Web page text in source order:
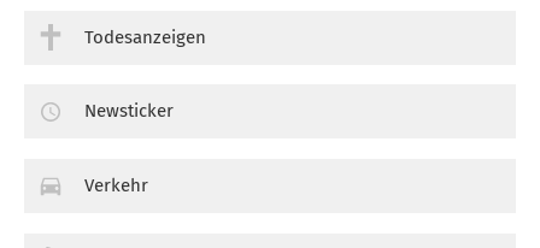
Todesanzeigen
Newsticker
Verkehr